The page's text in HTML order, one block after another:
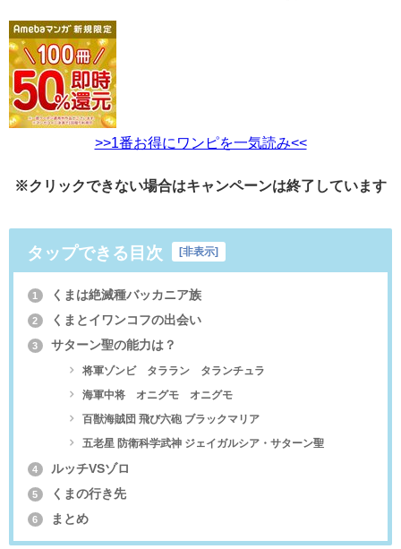
>>1番お得にワンピを一気読み<<
※クリックできない場合はキャンペーンは終了しています
タップできる目次 [非表示]
1 くまは絶滅種バッカニア族
2 くまとイワンコフの出会い
3 サターン聖の能力は？
将軍ゾンビ タララン タランチュラ
海軍中将 オニグモ オニグモ
百獣海賊団 飛び六砲 ブラックマリア
五老星 防衛科学武神 ジェイガルシア・サターン聖
4 ルッチVSゾロ
5 くまの行き先
6 まとめ